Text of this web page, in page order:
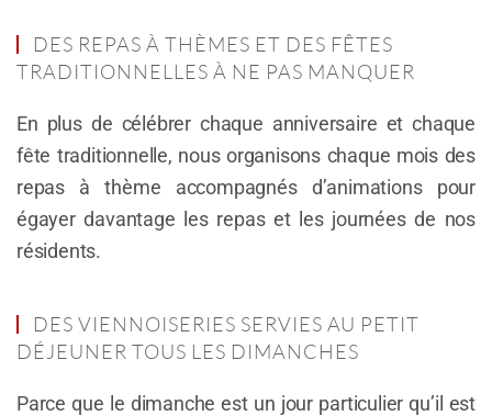
DES REPAS À THÈMES ET DES FÊTES
TRADITIONNELLES À NE PAS MANQUER
En plus de célébrer chaque anniversaire et chaque
fête traditionnelle, nous organisons chaque mois des
repas à thème accompagnés d’animations pour
égayer davantage les repas et les journées de nos
résidents.
DES VIENNOISERIES SERVIES AU PETIT
DÉJEUNER TOUS LES DIMANCHES
Parce que le dimanche est un jour particulier qu’il est